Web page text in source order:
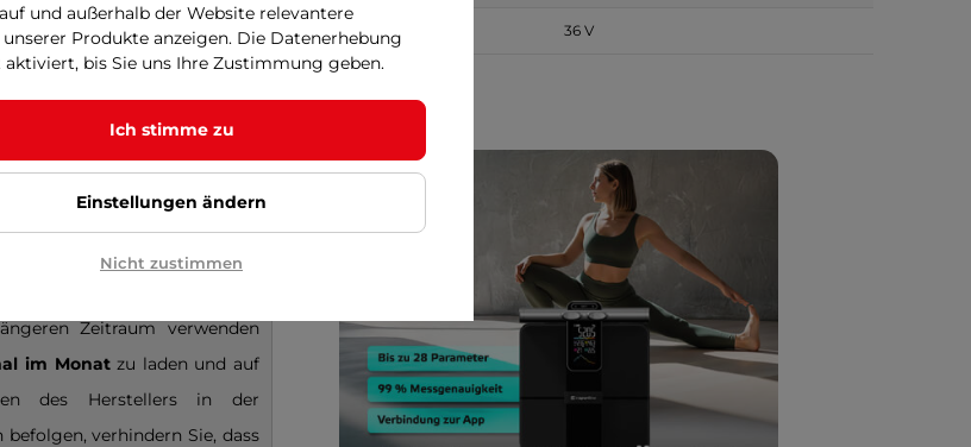
als 800 Ladezyklen sind
des Akkus - wenn es
zu entfernen)an einem
und 20°Czu lagern.
Zeitraum verwenden
im Monatzu laden und auf
des Herstellers in der
verhindern Sie, dass
Spannung 36 V
und außerhalb der Website relevantere
Produkte anzeigen. Die Datenerhebung
bis Sie uns Ihre Zustimmung geben.
Ich stimme zu
Einstellungen ändern
Nicht zustimmen